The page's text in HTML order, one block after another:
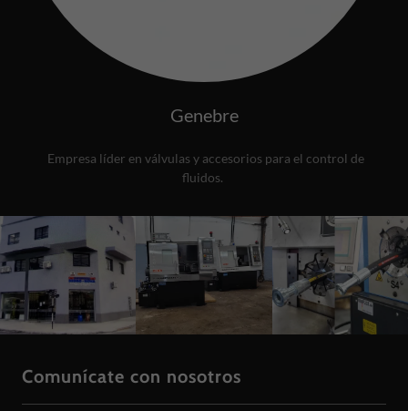
Genebre
Empresa líder en válvulas y accesorios para el control de
fluidos.
Comunícate con nosotros